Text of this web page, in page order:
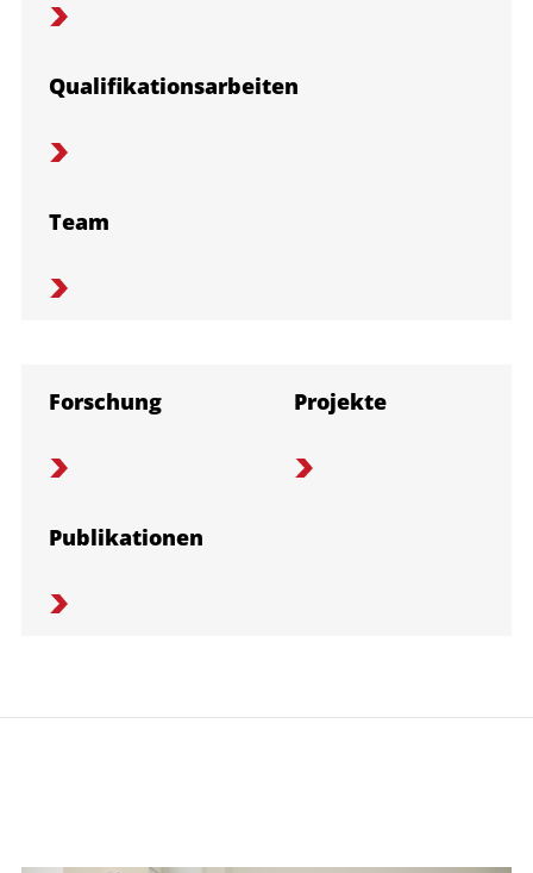
Qualifikationsarbeiten
Team
Forschung Projekte
Publikationen